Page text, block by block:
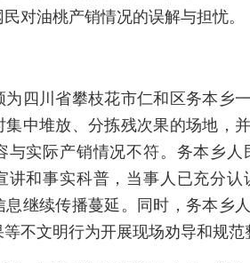
对油桃产销情况的误解与担忧。
为四川省攀枝花市仁和区务本乡
集中堆放、分拣残次果的场地，
与实际产销情况不符。务本乡
讲和事实科普，当事人已充分
息继续传播蔓延。同时，务本乡
不文明行为开展现场劝导和规